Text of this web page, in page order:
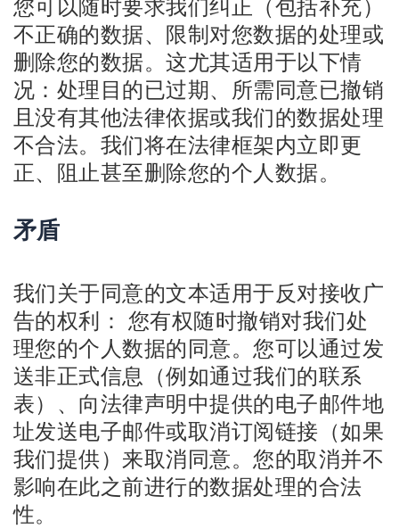
不正确的数据、限制对您数据的处理或
删除您的数据。这尤其适用于以下情
况：处理目的已过期、所需同意已撤销
且没有其他法律依据或我们的数据处理
不合法。我们将在法律框架内立即更
正、阻止甚至删除您的个人数据。
矛盾
我们关于同意的文本适用于反对接收广
告的权利： 您有权随时撤销对我们处
理您的个人数据的同意。您可以通过发
送非正式信息（例如通过我们的联系
表）、向法律声明中提供的电子邮件地
址发送电子邮件或取消订阅链接（如果
我们提供）来取消同意。您的取消并不
影响在此之前进行的数据处理的合法
性。